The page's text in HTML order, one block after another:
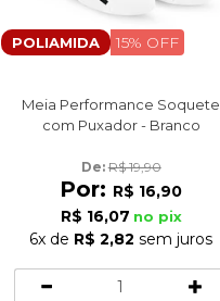
POLIAMIDA 15% OFF
Meia Performance Soquete
com Puxador - Branco
De: R$ 19,90
Por: R$ 16,90
R$ 16,07 no pix
6x de R$ 2,82 sem juros